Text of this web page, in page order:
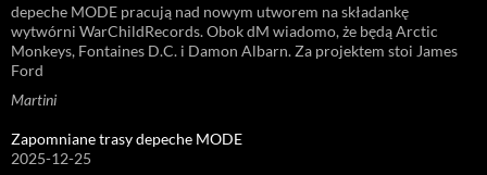
depeche MODE pracują nad nowym utworem na składankę
wytwórni WarChildRecords. Obok dM wiadomo, że będą Arctic
Monkeys, Fontaines D.C. i Damon Albarn. Za projektem stoi James
Ford
Martini
Zapomniane trasy depeche MODE
2025-12-25